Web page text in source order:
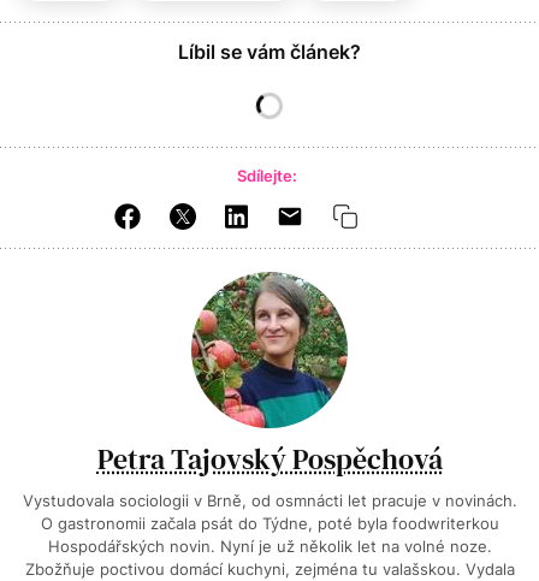
Líbil se vám článek?
Sdílejte:
Petra Tajovský Pospěchová
Vystudovala sociologii v Brně, od osmnácti let pracuje v novinách.
O gastronomii začala psát do Týdne, poté byla foodwriterkou
Hospodářských novin. Nyní je už několik let na volné noze.
Zbožňuje poctivou domácí kuchyni, zejména tu valašskou. Vydala